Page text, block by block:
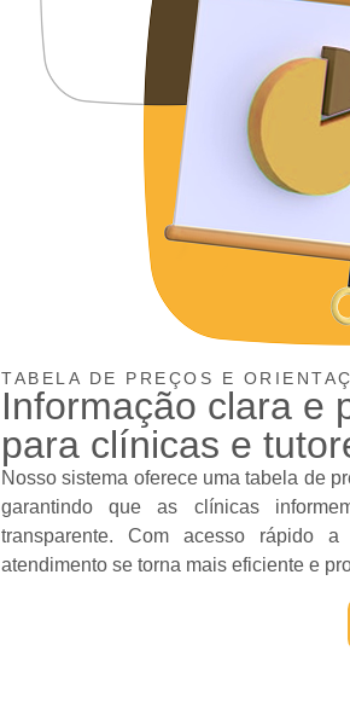
TABELA DE PREÇOS E
Informação clara e
para clínicas e
Nosso sistema oferece uma tabela de
garantindo que as clínicas
transparente. Com acesso rápido
atendimento se torna mais eficiente e